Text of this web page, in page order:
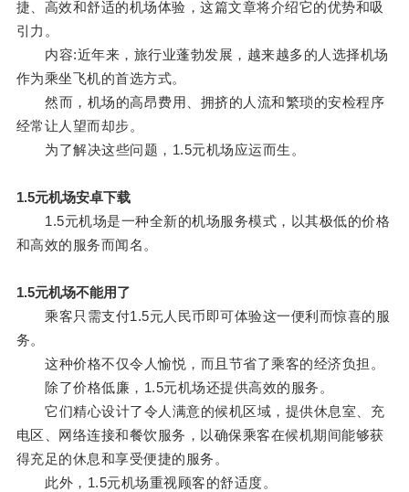
捷、高效和舒适的机场体验，这篇文章将介绍它的优势和吸
引力。
内容:近年来，旅行业蓬勃发展，越来越多的人选择机场
作为乘坐飞机的首选方式。
然而，机场的高昂费用、拥挤的人流和繁琐的安检程序
经常让人望而却步。
为了解决这些问题，1.5元机场应运而生。
1.5元机场安卓下载
1.5元机场是一种全新的机场服务模式，以其极低的价格
和高效的服务而闻名。
1.5元机场不能用了
乘客只需支付1.5元人民币即可体验这一便利而惊喜的服
务。
这种价格不仅令人愉悦，而且节省了乘客的经济负担。
除了价格低廉，1.5元机场还提供高效的服务。
它们精心设计了令人满意的候机区域，提供休息室、充
电区、网络连接和餐饮服务，以确保乘客在候机期间能够获
得充足的休息和享受便捷的服务。
此外，1.5元机场重视顾客的舒适度。